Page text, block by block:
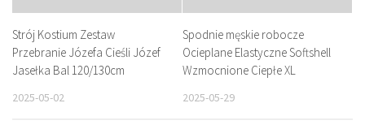
Strój Kostium Zestaw
Przebranie Józefa Cieśli Józef
Jasełka Bal 120/130cm
2025-05-02
Spodnie męskie robocze
Ocieplane Elastyczne Softshell
Wzmocnione Ciepłe XL
2025-05-29